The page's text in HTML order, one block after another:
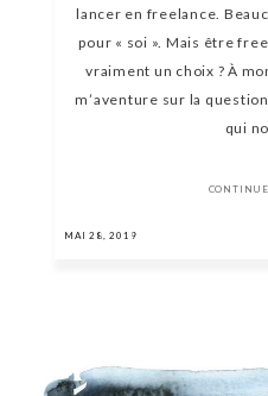
lancer en freelance.
pour « soi ». Mais être
vraiment un choix ? À
m’aventure sur la
qui
MAI 28, 2019